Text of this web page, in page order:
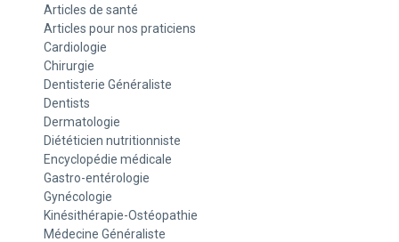
Articles de santé
Articles pour nos praticiens
Cardiologie
Chirurgie
Dentisterie Généraliste
Dentists
Dermatologie
Diététicien nutritionniste
Encyclopédie médicale
Gastro-entérologie
Gynécologie
Kinésithérapie-Ostéopathie
Médecine Généraliste